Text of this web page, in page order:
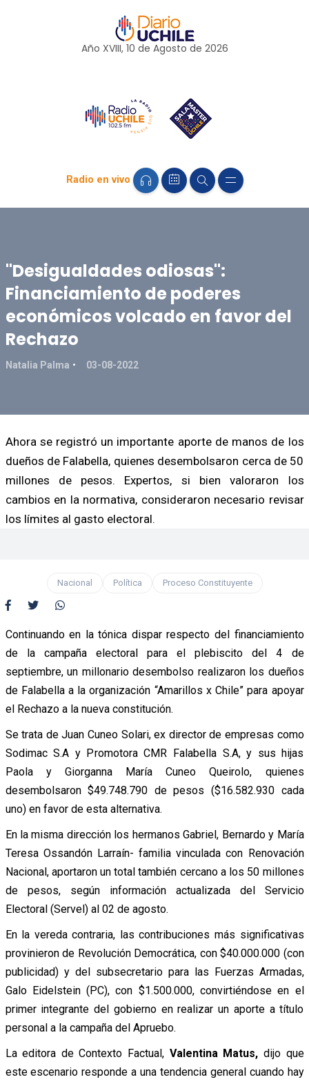
Año XVIII, 10 de Agosto de 2026
Radio en vivo
"Desigualdades odiosas":
Financiamiento de poderes
económicos volcado en favor del
Rechazo
Natalia Palma 03-08-2022
Ahora se registró un importante aporte de manos de los
dueños de Falabella, quienes desembolsaron cerca de 50
millones de pesos. Expertos, si bien valoraron los
cambios en la normativa, consideraron necesario revisar
los límites al gasto electoral.
Nacional Política Proceso Constituyente
Continuando en la tónica dispar respecto del financiamiento
de la campaña electoral para el plebiscito del 4 de
septiembre, un millonario desembolso realizaron los dueños
de Falabella a la organización “Amarillos x Chile” para apoyar
el Rechazo a la nueva constitución.
Se trata de Juan Cuneo Solari, ex director de empresas como
Sodimac S.A y Promotora CMR Falabella S.A, y sus hijas
Paola y Giorganna María Cuneo Queirolo, quienes
desembolsaron $49.748.790 de pesos ($16.582.930 cada
uno) en favor de esta alternativa.
En la misma dirección los hermanos Gabriel, Bernardo y María
Teresa Ossandón Larraín- familia vinculada con Renovación
Nacional, aportaron un total también cercano a los 50 millones
de pesos, según información actualizada del Servicio
Electoral (Servel) al 02 de agosto.
En la vereda contraria, las contribuciones más significativas
provinieron de Revolución Democrática, con $40.000.000 (con
publicidad) y del subsecretario para las Fuerzas Armadas,
Galo Eidelstein (PC), con $1.500.000, convirtiéndose en el
primer integrante del gobierno en realizar un aporte a título
personal a la campaña del Apruebo.
La editora de Contexto Factual, Valentina Matus, dijo que
este escenario responde a una tendencia general cuando hay